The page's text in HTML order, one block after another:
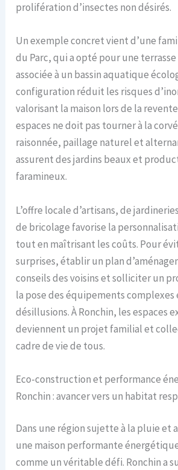
prolifération d’insectes non désirés.
Un exemple concret vient d’une
du Parc, qui a opté pour une
associée à un bassin aquatique
configuration réduit les risques
valorisant la maison lors de la
espaces ne doit pas tourner à la
raisonnée, paillage naturel et
assurent des jardins beaux et
faramineux.
L’offre locale d’artisans, de
de bricolage favorise la
tout en maîtrisant les coûts. Pour
surprises, établir un plan
conseils des voisins et solliciter un
la pose des équipements
désillusions. À Ronchin, les espaces
deviennent un projet familial et
cadre de vie de tous.
Eco-construction et performance
Ronchin : avancer vers un habitat
Dans une région sujette à la pluie et
une maison performante
comme un véritable défi. Ronchin a